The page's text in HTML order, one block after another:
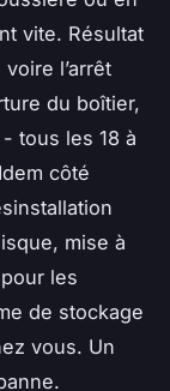
vite. Résultat
l’arrêt
du boîtier,
tous les 18 à
côté
mise à
les
de stockage
vous. Un